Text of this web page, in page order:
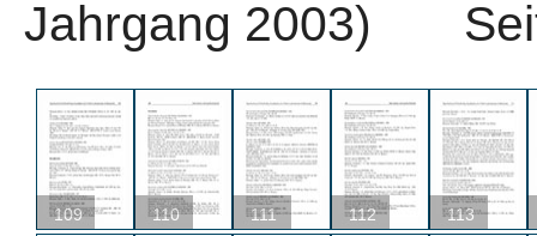
Jahrgang 2003)
109 110 111 112 113